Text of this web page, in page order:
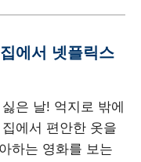
에서 넷플릭스
은 날! 억지로 밖에
에서 편안한 옷을
하는 영화를 보는